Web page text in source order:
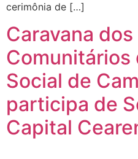
cerimônia de […]
Caravana
Comunitários
Social de
participa de
Capital